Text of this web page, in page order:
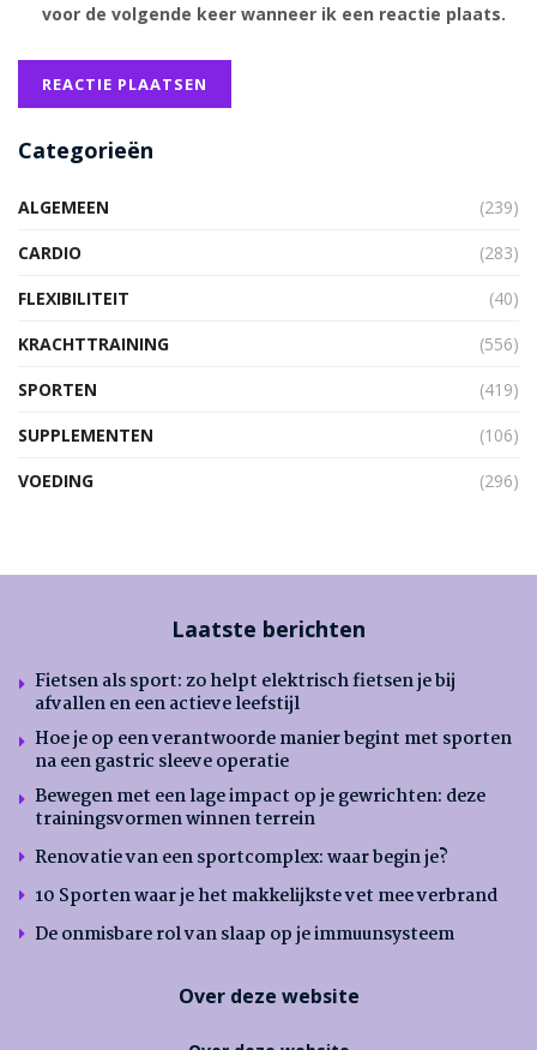
voor de volgende keer wanneer ik een reactie plaats.
Categorieën
ALGEMEEN
(239)
CARDIO
(283)
FLEXIBILITEIT
(40)
KRACHTTRAINING
(556)
SPORTEN
(419)
SUPPLEMENTEN
(106)
VOEDING
(296)
Laatste berichten
Fietsen als sport: zo helpt elektrisch fietsen je bij
afvallen en een actieve leefstijl
Hoe je op een verantwoorde manier begint met sporten
na een gastric sleeve operatie
Bewegen met een lage impact op je gewrichten: deze
trainingsvormen winnen terrein
Renovatie van een sportcomplex: waar begin je?
10 Sporten waar je het makkelijkste vet mee verbrand
De onmisbare rol van slaap op je immuunsysteem
Over deze website